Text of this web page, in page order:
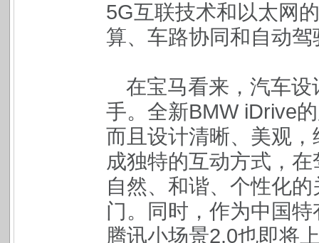
5G互联技术和以太网
算、车路协同和自动
在宝马看来，汽车
手。全新BMW iDrive
而且设计清晰、美观
成独特的互动方式，
自然、和谐、个性化
门。同时，作为中国
腾讯小场景2.0也即将